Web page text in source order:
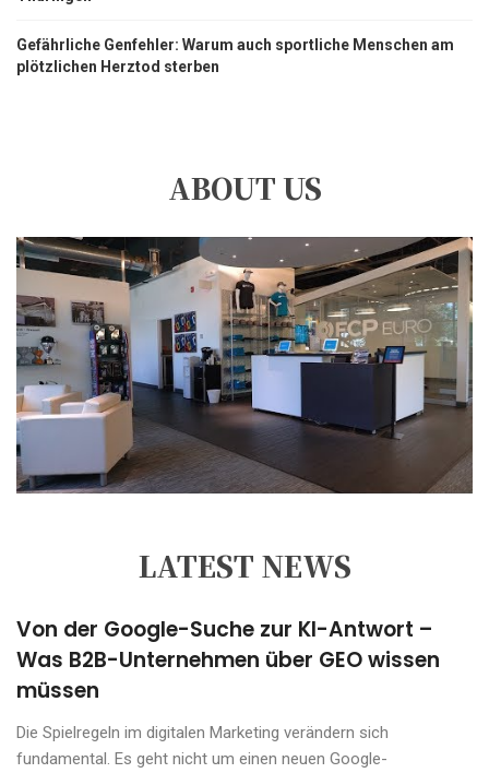
Gefährliche Genfehler: Warum auch sportliche Menschen am
plötzlichen Herztod sterben
ABOUT US
LATEST NEWS
Von der Google-Suche zur KI-Antwort –
Was B2B-Unternehmen über GEO wissen
müssen
Die Spielregeln im digitalen Marketing verändern sich
fundamental. Es geht nicht um einen neuen Google-